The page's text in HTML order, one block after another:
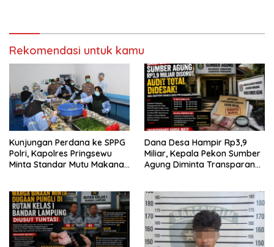
Rekomendasi untuk kamu
Kunjungan Perdana ke SPPG
Polri, Kapolres Pringsewu
Minta Standar Mutu Makanan
Dana Desa Hampir Rp3,9
Miliar, Kepala Pekon Sumber
Agung Diminta Transparan